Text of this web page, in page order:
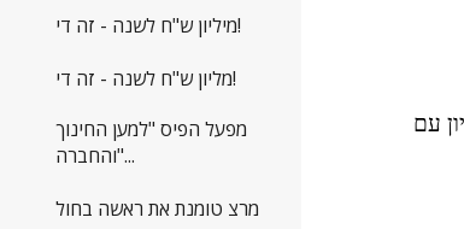
מיליון ש"ח לשנה - זה די!
מליון ש"ח לשנה - זה די!
מפעל הפיס "למען החינוך
והחברה"...
מרצ טומנת את ראשה בחול